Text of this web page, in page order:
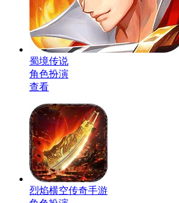
蜀境传说
角色扮演
查看
烈焰横空传奇手游